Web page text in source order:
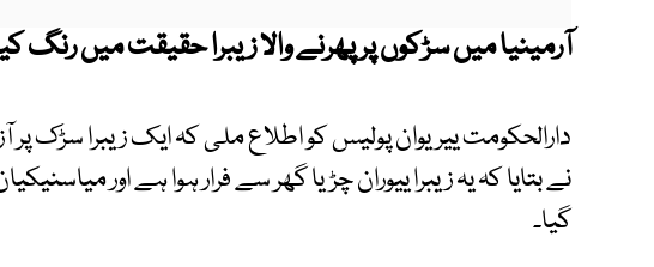
آرمینیا میں سڑکوں پر پھرنے والا زیبراحقیقت میں رنگ
دارالحکومت ییریوان پولیس کو اطلاع ملی کہ ایک زیبرا سڑک پر
نے بتایا کہ یہ زیبرا ییوران چڑیا گھر سے فرار ہوا ہے اور
گیا۔